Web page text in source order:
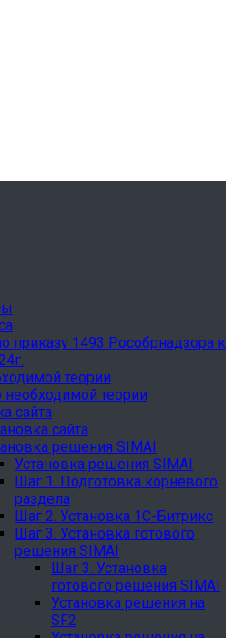
приказу 1493 Рособрнадзора к
теории
теории
сайта
сайта
решения SIMAI
Установка решения SIMAI
Шаг 1. Подготовка корневого
раздела
Шаг 2. Установка 1С-Битрикс
Шаг 3. Установка готового
решения SIMAI
Шаг 3. Установка
готового решения SIMAI
Установка решения на
SF2